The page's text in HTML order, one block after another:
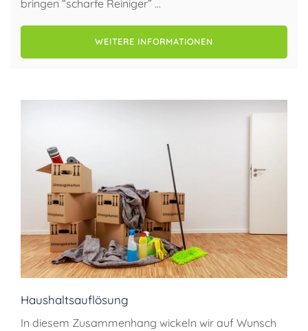
bringen “scharfe Reiniger” …
WEITERE INFORMATIONEN
Haushaltsauflösung
In diesem Zusammenhang wickeln wir auf Wunsch